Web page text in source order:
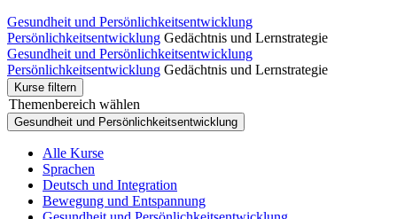
Gesundheit und Persönlichkeitsentwicklung
Persönlichkeitsentwicklung Gedächtnis und Lernstrategie
Gesundheit und Persönlichkeitsentwicklung
Persönlichkeitsentwicklung Gedächtnis und Lernstrategie
Kurse filtern
Themenbereich wählen
Gesundheit und Persönlichkeitsentwicklung
Alle Kurse
Sprachen
Deutsch und Integration
Bewegung und Entspannung